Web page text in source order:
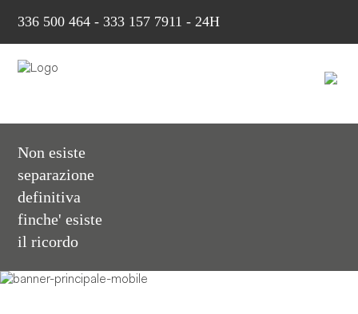
336 500 464 - 333 157 7911 - 24H
Non esiste
separazione
definitiva
finche' esiste
il ricordo